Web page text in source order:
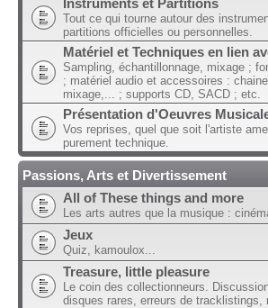
Tout ce qui tourne autour des
partitions officielles ou personnelles.
Matériel et Techniques en lien
Sampling, échantillonnage, mixage ;
; matériel audio et accessoires :
mixage,... ; supports CD, SACD ; etc.
Présentation d'Oeuvres
Vos reprises, quel que soit l'artiste
purement technique.
Passions, Arts et Divertissement
All of These things and more
Les arts autres que la musique :
Jeux
Quiz, kamoulox...
Treasure, little pleasure
Le coin des collectionneurs.
disques rares, erreurs de